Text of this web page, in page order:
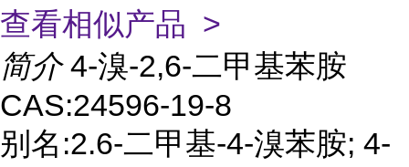
查看相似产品 >
简介 4-溴-2,6-二甲基苯胺
CAS:24596-19-8
别名:2.6-二甲基-4-溴苯胺; 4-